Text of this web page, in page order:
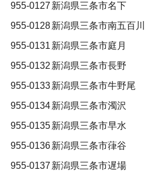
955-0127 新潟県三条市名下
955-0128新潟県三条市南五百川
955-0131 新潟県三条市庭月
955-0132 新潟県三条市長野
955-0133新潟県三条市牛野尾
955-0134新潟県三条市濁沢
955-0135新潟県三条市早水
955-0136新潟県三条市葎谷
955-0137 新潟県三条市遅場